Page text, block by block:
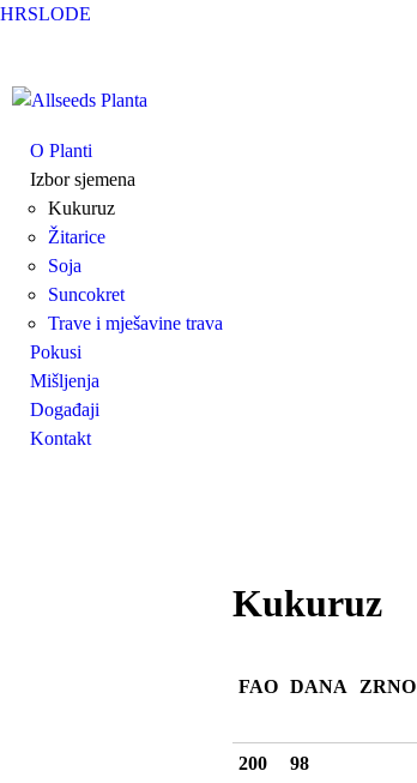
Skip to main content
HRSLODE
Allseeds
Planta
O Planti
Izbor sjemena
Kukuruz
Žitarice
Soja
Suncokret
Trave i mješavine trava
Pokusi
Mišljenja
Događaji
Kontakt
Kukuruz
FAO DANA ZRNO
200 98